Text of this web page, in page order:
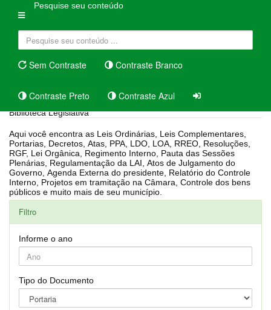
Pesquise seu conteúdo
Sem Contraste Contraste Branco
Contraste Preto Contraste Azul
Biblioteca Legislativa
Aqui você encontra as Leis Ordinárias, Leis Complementares,
Portarias, Decretos, Atas, PPA, LDO, LOA, RREO, Resoluções,
RGF, Lei Orgânica, Regimento Interno, Pauta das Sessões
Plenárias, Regulamentação da LAI, Atos de Julgamento do
Governo, Agenda Externa do presidente, Relatório do Controle
Interno, Projetos em tramitação na Câmara, Controle dos bens
públicos e muito mais de seu município.
Filtro
Informe o ano
Tipo do Documento